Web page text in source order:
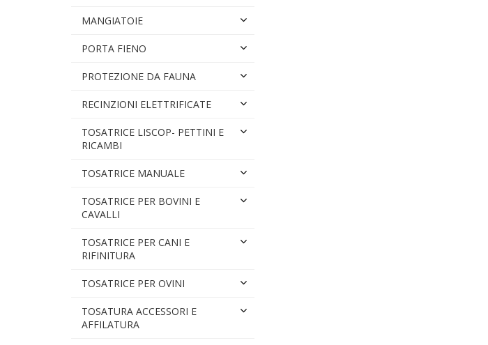
MANGIATOIE
PORTA FIENO
PROTEZIONE DA FAUNA
RECINZIONI ELETTRIFICATE
TOSATRICE LISCOP- PETTINI E
RICAMBI
TOSATRICE MANUALE
TOSATRICE PER BOVINI E
CAVALLI
TOSATRICE PER CANI E
RIFINITURA
TOSATRICE PER OVINI
TOSATURA ACCESSORI E
AFFILATURA